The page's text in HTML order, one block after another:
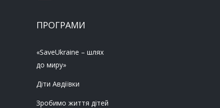
ПРОГРАМИ
«SaveUkraine – шлях
до миру»
Діти Авдіївки
Зробимо життя дітей